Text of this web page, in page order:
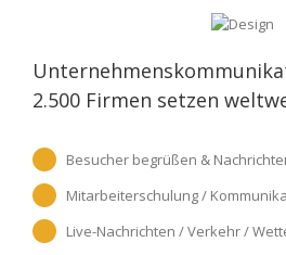
2.500 Firmen setzen
Besucher begrüßen &
Mitarbeiterschulung /
Live-Nachrichten / Verkehr /